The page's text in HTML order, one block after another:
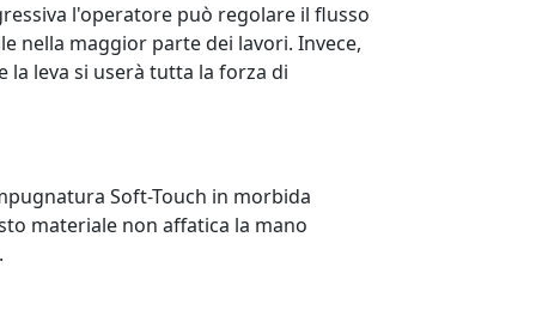
l'operatore può regolare il flusso
nella maggior parte dei lavori. Invece,
leva si userà tutta la forza di
Soft-Touch in morbida
materiale non affatica la mano